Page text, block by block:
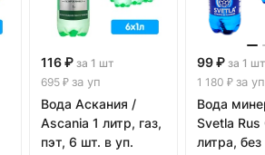
116 ₽ за 1 шт
695 ₽ за уп
Вода Аскания /
Ascania 1 литр, газ,
пэт, 6 шт. в уп.
99 ₽ за 1 шт
1 180 ₽ за уп
Вода
Svetla Rus
литра, без